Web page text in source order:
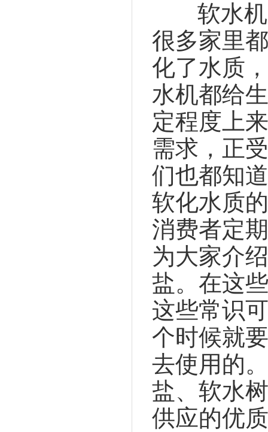
软水机
很多家里
化了水质
水机都给
定程度上
需求，正
们也都知
软化水质
消费者定
为大家介
盐。在这
这些常识
个时候就
去使用的
盐、软水
供应的优